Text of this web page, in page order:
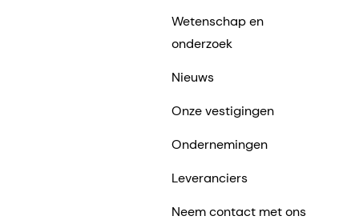
Wetenschap en
onderzoek
Nieuws
Onze vestigingen
Ondernemingen
Leveranciers
Neem contact met ons